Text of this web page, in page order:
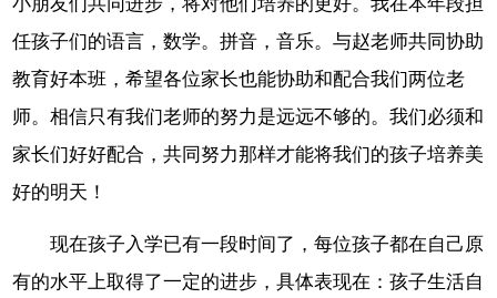
任孩子们的语言，数学。拼音，音乐。与赵老师共同协助
教育好本班，希望各位家长也能协助和配合我们两位老
师。相信只有我们老师的努力是远远不够的。我们必须和
家长们好好配合，共同努力那样才能将我们的孩子培养美
好的明天！
现在孩子入学已有一段时间了，每位孩子都在自己原
有的水平上取得了一定的进步，具体表现在：孩子生活自